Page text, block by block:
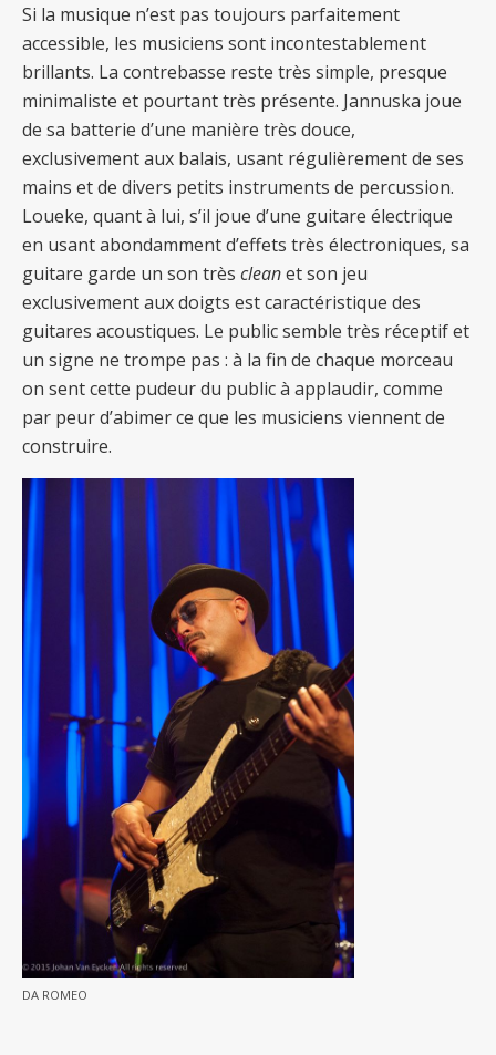
Si la musique n’est pas toujours parfaitement
accessible, les musiciens sont incontestablement
brillants. La contrebasse reste très simple, presque
minimaliste et pourtant très présente. Jannuska joue
de sa batterie d’une manière très douce,
exclusivement aux balais, usant régulièrement de ses
mains et de divers petits instruments de percussion.
Loueke, quant à lui, s’il joue d’une guitare électrique
en usant abondamment d’effets très électroniques, sa
guitare garde un son très cleanet son jeu
exclusivement aux doigts est caractéristique des
guitares acoustiques. Le public semble très réceptif et
un signe ne trompe pas : à la fin de chaque morceau
on sent cette pudeur du public à applaudir, comme
par peur d’abimer ce que les musiciens viennent de
construire.
DA ROMEO